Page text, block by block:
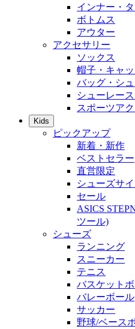
インナー・
ボトムス
アウター
アクセサリー
ソックス
帽子・キャ
バッグ・シ
シューレー
スポーツア
Kids
ピックアップ
新着・新作
ベストセラー
直営限定
シューズサイ
セール
ASICS
ツール)
シューズ
ランニング
スニーカー
テニス
バスケット
バレーボール
サッカー
野球/ベース